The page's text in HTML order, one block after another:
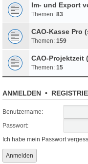
Im- und Export
Themen: 83
CAO-Kasse Pro
Themen: 159
CAO-Projektzeit
Themen: 15
ANMELDEN •
Benutzername:
Passwort:
Ich habe mein Passwort